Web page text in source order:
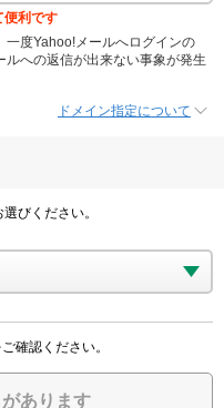
便利です
度Yahoo!メールへログインの
ルへの返信が出来ない事象が発生
ドメイン指定について
びください。
ご確認ください。
あります